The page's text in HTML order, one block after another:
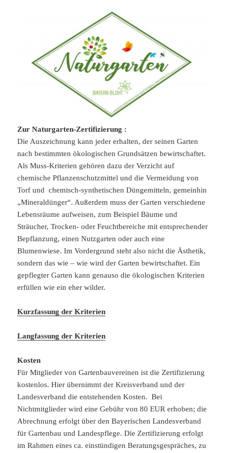
Zur Naturgarten-Zertifizierung :
Die Auszeichnung kann jeder erhalten, der seinen Garten
nach bestimmten ökologischen Grundsätzen bewirtschaftet.
Als Muss-Kriterien gehören dazu der Verzicht auf
chemische Pflanzenschutzmittel und die Vermeidung von
Torf und chemisch-synthetischen Düngemitteln, gemeinhin
„Mineraldünger“. Außerdem muss der Garten verschiedene
Lebensräume aufweisen, zum Beispiel Bäume und
Sträucher, Trocken- oder Feuchtbereiche mit entsprechender
Bepflanzung, einen Nutzgarten oder auch eine
Blumenwiese. Im Vordergrund steht also nicht die Ästhetik,
sondern das wie – wie wird der Garten bewirtschaftet. Ein
gepflegter Garten kann genauso die ökologischen Kriterien
erfüllen wie ein eher wilder.
Kurzfassung der Kriterien
Langfassung der Kriterien
Kosten
Für Mitglieder von Gartenbauvereinen ist die Zertifizierung
kostenlos. Hier übernimmt der Kreisverband und der
Landesverband die entstehenden Kosten. Bei
Nichtmitglieder wird eine Gebühr von 80 EUR erhoben; die
Abrechnung erfolgt über den Bayerischen Landesverband
für Gartenbau und Landespflege. Die Zertifizierung erfolgt
im Rahmen eines ca. einstündigen Beratungsgespräches, zu